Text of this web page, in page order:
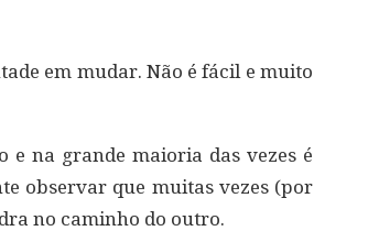
em mudar. Não é fácil e muito
e na grande maioria das vezes é
observar que muitas vezes (por
no caminho do outro.